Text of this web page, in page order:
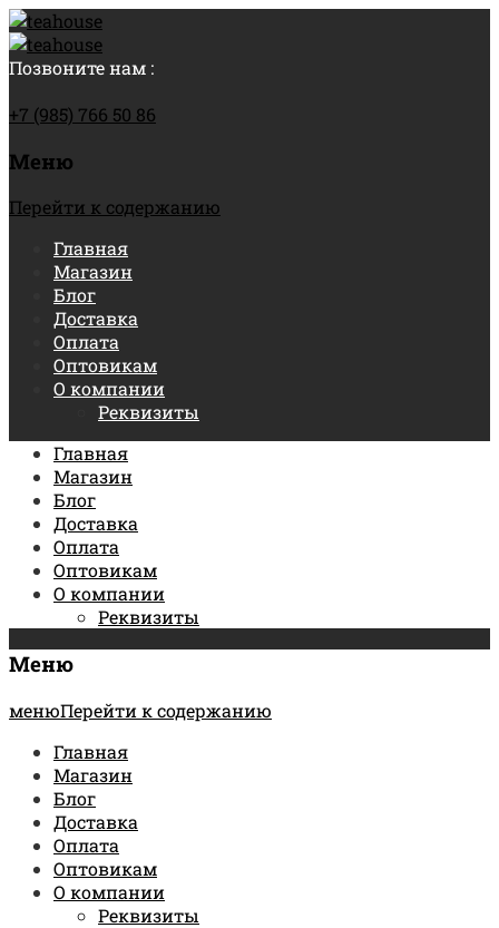
Позвоните нам :
+7 (985) 766 50 86
Меню
Перейти к содержанию
Главная
Магазин
Блог
Доставка
Оплата
Оптовикам
О компании
Реквизиты
Главная
Магазин
Блог
Доставка
Оплата
Оптовикам
О компании
Реквизиты
Меню
менюПерейти к содержанию
Главная
Магазин
Блог
Доставка
Оплата
Оптовикам
О компании
Реквизиты